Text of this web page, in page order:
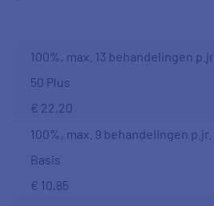
100%, max. 13 behandelingen p.jr.
50 Plus
€ 22,20
100%, max. 9 behandelingen p.jr.
Basis
€ 10,85